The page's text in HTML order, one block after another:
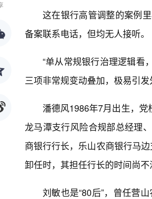
这在银行高管调整的案例
备案联系电话，但均无人接听。
“单从常规银行治理逻辑看
三项非常规变动叠加，极易引
潘德风1986年7月出生，
龙马潭支行风险合规部总经理
商银行行长，乐山农商银行马
卸任时，其担任行长的时间尚不
刘敏也是“80后”，曾任营